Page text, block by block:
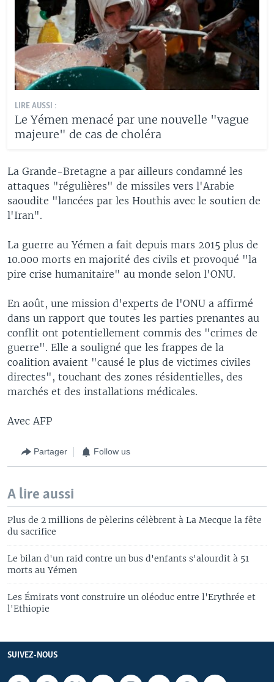
LIRE AUSSI :
Le Yémen menacé par une nouvelle "vague
majeure" de cas de choléra
La Grande-Bretagne a par ailleurs condamné les
attaques "régulières" de missiles vers l'Arabie
saoudite "lancées par les Houthis avec le soutien de
l'Iran".
La guerre au Yémen a fait depuis mars 2015 plus de
10.000 morts en majorité des civils et provoqué "la
pire crise humanitaire" au monde selon l'ONU.
En août, une mission d'experts de l'ONU a affirmé
dans un rapport que toutes les parties prenantes au
conflit ont potentiellement commis des "crimes de
guerre". Elle a souligné que les frappes de la
coalition avaient "causé le plus de victimes civiles
directes", touchant des zones résidentielles, des
marchés et des installations médicales.
Avec AFP
Partager Follow us
A lire aussi
Plus de 2 millions de pèlerins célèbrent à La Mecque la fête
du sacrifice
Le bilan d'un raid contre un bus d'enfants s'alourdit à 51
morts au Yémen
Les Émirats vont construire un oléoduc entre l'Erythrée et
l'Ethiopie
SUIVEZ-NOUS